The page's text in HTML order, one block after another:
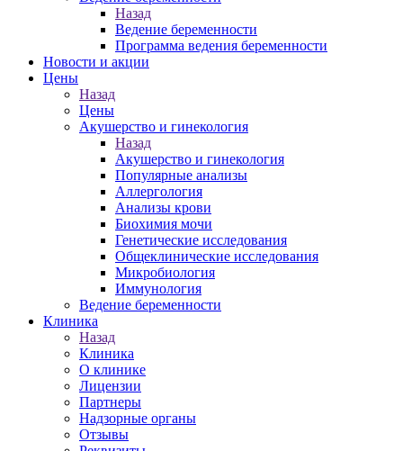
Назад
Ведение беременности
Программа ведения беременности
Новости и акции
Цены
Назад
Цены
Акушерство и гинекология
Назад
Акушерство и гинекология
Популярные анализы
Аллергология
Анализы крови
Биохимия мочи
Генетические исследования
Общеклинические исследования
Микробиология
Иммунология
Ведение беременности
Клиника
Назад
Клиника
О клинике
Лицензии
Партнеры
Надзорные органы
Отзывы